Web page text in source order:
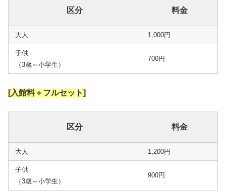
区分 料金
大人 1,000円
子供
（3歳～小学生）
700円
[入館料＋フルセット]
区分 料金
大人 1,200円
子供
（3歳～小学生）
900円